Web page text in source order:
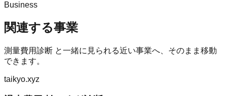
Business
関連する事業
測量費用診断 と一緒に見られる近い事業へ、そのまま移動
できます。
taikyo.xyz